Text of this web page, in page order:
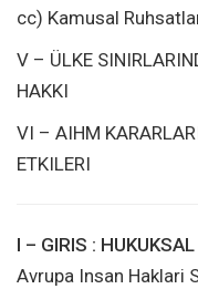
cc) Kamusal
V – ÜLKE
HAKKI
VI – AIHM
ETKILERI
I – GIRIS :
Avrupa Insan Haklari